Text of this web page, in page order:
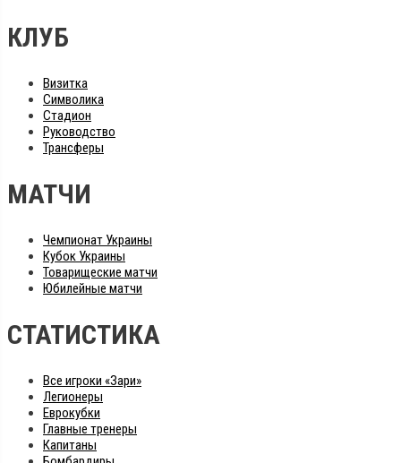
КЛУБ
Визитка
Символика
Стадион
Руководство
Трансферы
МАТЧИ
Чемпионат Украины
Кубок Украины
Товарищеские матчи
Юбилейные матчи
СТАТИСТИКА
Все игроки «Зари»
Легионеры
Еврокубки
Главные тренеры
Капитаны